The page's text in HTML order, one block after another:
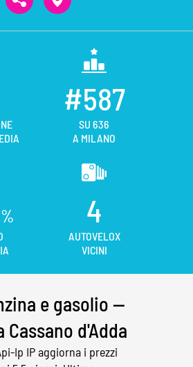
#587
SU 636
A MILANO
% 4
AUTOVELOX
VICINI
e gasolio —
Cassano d'Adda
Ip IP aggiorna i prezzi